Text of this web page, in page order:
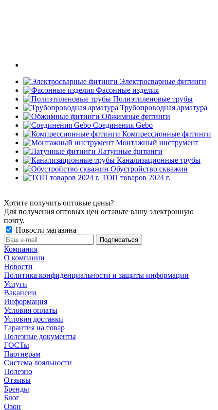
Электросварные фитинги
Фасонные изделия
Полиэтиленовые трубы
Трубопроводная арматура
Обжимные фитинги
Соединения Gebo
Компрессионные фитинги
Монтажный инструмент
Латунные фитинги
Канализационные трубы
Обустройство скважин
ТОП товаров 2024 г.
Хотите получить оптовые цены?
Для получения оптовых цен оставьте вашу электронную
почту.
Новости магазина
Компания
О компании
Новости
Политика конфиденциальности и защиты информации
Услуги
Вакансии
Информация
Условия оплаты
Условия доставки
Гарантия на товар
Полезные документы
ГОСТы
Партнерам
Система лояльности
Полезно
Отзывы
Бренды
Блог
Озон